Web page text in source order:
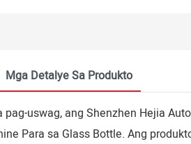
Mga Detalye Sa Produkto
uswag, ang Shenzhen Hejia
Para sa Glass Bottle. Ang